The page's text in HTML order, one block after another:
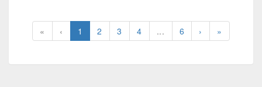
« ‹ 1 2 3 4 ... 6 › »